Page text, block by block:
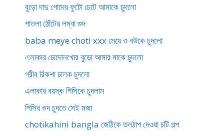
বুড়ো দাদু পোদের ফুটো চেটে আমাকে চুদলো
পাতলা ঠোঁটের লম্বা গুদ
baba meye choti xxx মেয়ে ও বউকে চুদলো
এলাকার চোদোনখোর বুড়ো আমার মাকে চুদলো
গরীব রিকশা চালক চুদলো
এলাকার বয়স্ক পিসিকে চুদলাম
পিসির গুদ চুদতে সেই মজা
chotikahini bangla জেঠিকে তলঠাপ দেওয়া চটি গল্প